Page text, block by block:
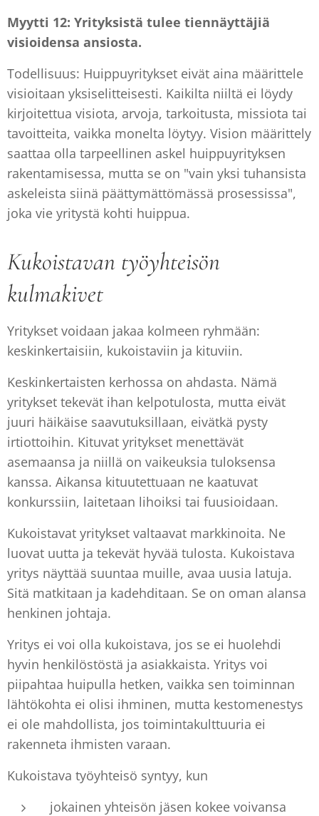
Myytti 12: Yrityksistä tulee tiennäyttäjiä
visioidensa ansiosta.
Todellisuus: Huippuyritykset eivät aina määrittele
visioitaan yksiselitteisesti. Kaikilta niiltä ei löydy
kirjoitettua visiota, arvoja, tarkoitusta, missiota tai
tavoitteita, vaikka monelta löytyy. Vision määrittely
saattaa olla tarpeellinen askel huippuyrityksen
rakentamisessa, mutta se on "vain yksi tuhansista
askeleista siinä päättymättömässä prosessissa",
joka vie yritystä kohti huippua.
Kukoistavan työyhteisön
kulmakivet
Yritykset voidaan jakaa kolmeen ryhmään:
keskinkertaisiin, kukoistaviin ja kituviin.
Keskinkertaisten kerhossa on ahdasta. Nämä
yritykset tekevät ihan kelpotulosta, mutta eivät
juuri häikäise saavutuksillaan, eivätkä pysty
irtiottoihin. Kituvat yritykset menettävät
asemaansa ja niillä on vaikeuksia tuloksensa
kanssa. Aikansa kituutettuaan ne kaatuvat
konkurssiin, laitetaan lihoiksi tai fuusioidaan.
Kukoistavat yritykset valtaavat markkinoita. Ne
luovat uutta ja tekevät hyvää tulosta. Kukoistava
yritys näyttää suuntaa muille, avaa uusia latuja.
Sitä matkitaan ja kadehditaan. Se on oman alansa
henkinen johtaja.
Yritys ei voi olla kukoistava, jos se ei huolehdi
hyvin henkilöstöstä ja asiakkaista. Yritys voi
piipahtaa huipulla hetken, vaikka sen toiminnan
lähtökohta ei olisi ihminen, mutta kestomenestys
ei ole mahdollista, jos toimintakulttuuria ei
rakenneta ihmisten varaan.
Kukoistava työyhteisö syntyy, kun
jokainen yhteisön jäsen kokee voivansa